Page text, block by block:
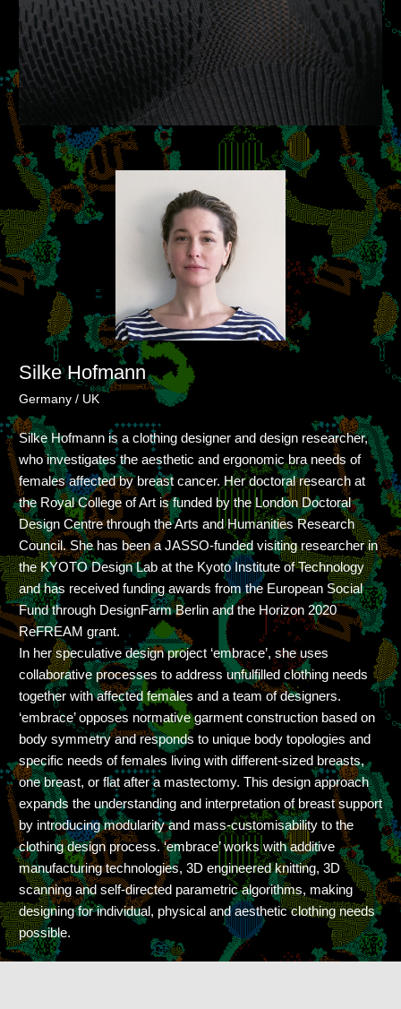
Silke Hofmann
Germany / UK
Silke Hofmann is a clothing designer and design researcher,
who investigates the aesthetic and ergonomic bra needs of
females affected by breast cancer. Her doctoral research at
the Royal College of Art is funded by the London Doctoral
Design Centre through the Arts and Humanities Research
Council. She has been a JASSO-funded visiting researcher in
the KYOTO Design Lab at the Kyoto Institute of Technology
and has received funding awards from the European Social
Fund through DesignFarm Berlin and the Horizon 2020
ReFREAM grant.
In her speculative design project ‘embrace’, she uses
collaborative processes to address unfulfilled clothing needs
together with affected females and a team of designers.
‘embrace’ opposes normative garment construction based on
body symmetry and responds to unique body topologies and
specific needs of females living with different-sized breasts,
one breast, or flat after a mastectomy. This design approach
expands the understanding and interpretation of breast support
by introducing modularity and mass-customisability to the
clothing design process. ‘embrace’ works with additive
manufacturing technologies, 3D engineered knitting, 3D
scanning and self-directed parametric algorithms, making
designing for individual, physical and aesthetic clothing needs
possible.